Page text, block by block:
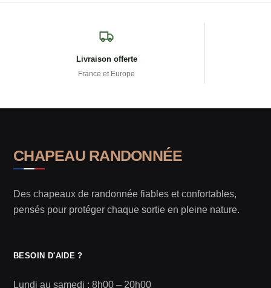
Livraison offerte
France et Europe
CHAPEAU RANDONNÉE
Des chapeaux de randonnée fiables et confortables,
pensés pour protéger chaque sortie en pleine nature.
BESOIN D'AIDE ?
Lundi au samedi : 8h00 – 20h00